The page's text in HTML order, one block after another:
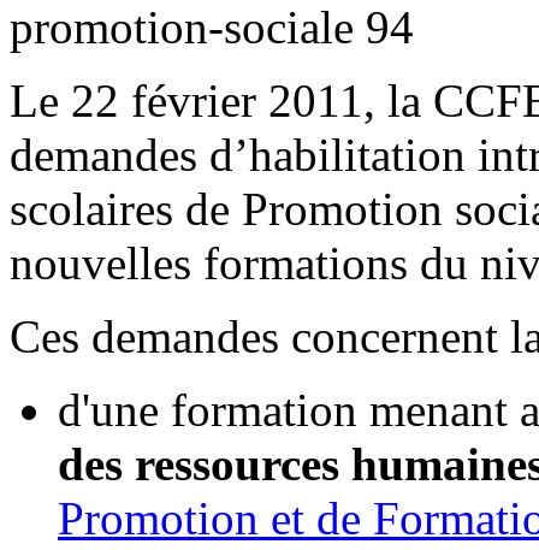
promotion-sociale
Le 22 février 2011, la
demandes d’habilitation
scolaires de Promotion
nouvelles formations du
Ces demandes concernent
d'une formation menant
des ressources
Promotion et de